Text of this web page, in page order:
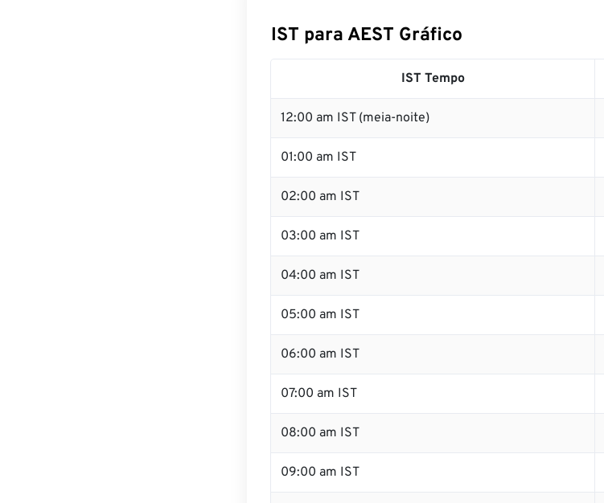
IST para AEST Gráfico
IST Tempo
12:00 am IST (meia-noite)
01:00 am IST
02:00 am IST
03:00 am IST
04:00 am IST
05:00 am IST
06:00 am IST
07:00 am IST
08:00 am IST
09:00 am IST